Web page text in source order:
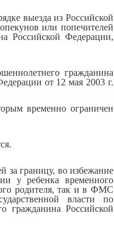
выезда из Российской
или попечителей
Российской Федерации,
гражданина
от 12 мая 2003 г.
временно ограничен
за границу, во избежание
у ребенка временного
родителя, так и в ФМС
власти по
гражданина Российской